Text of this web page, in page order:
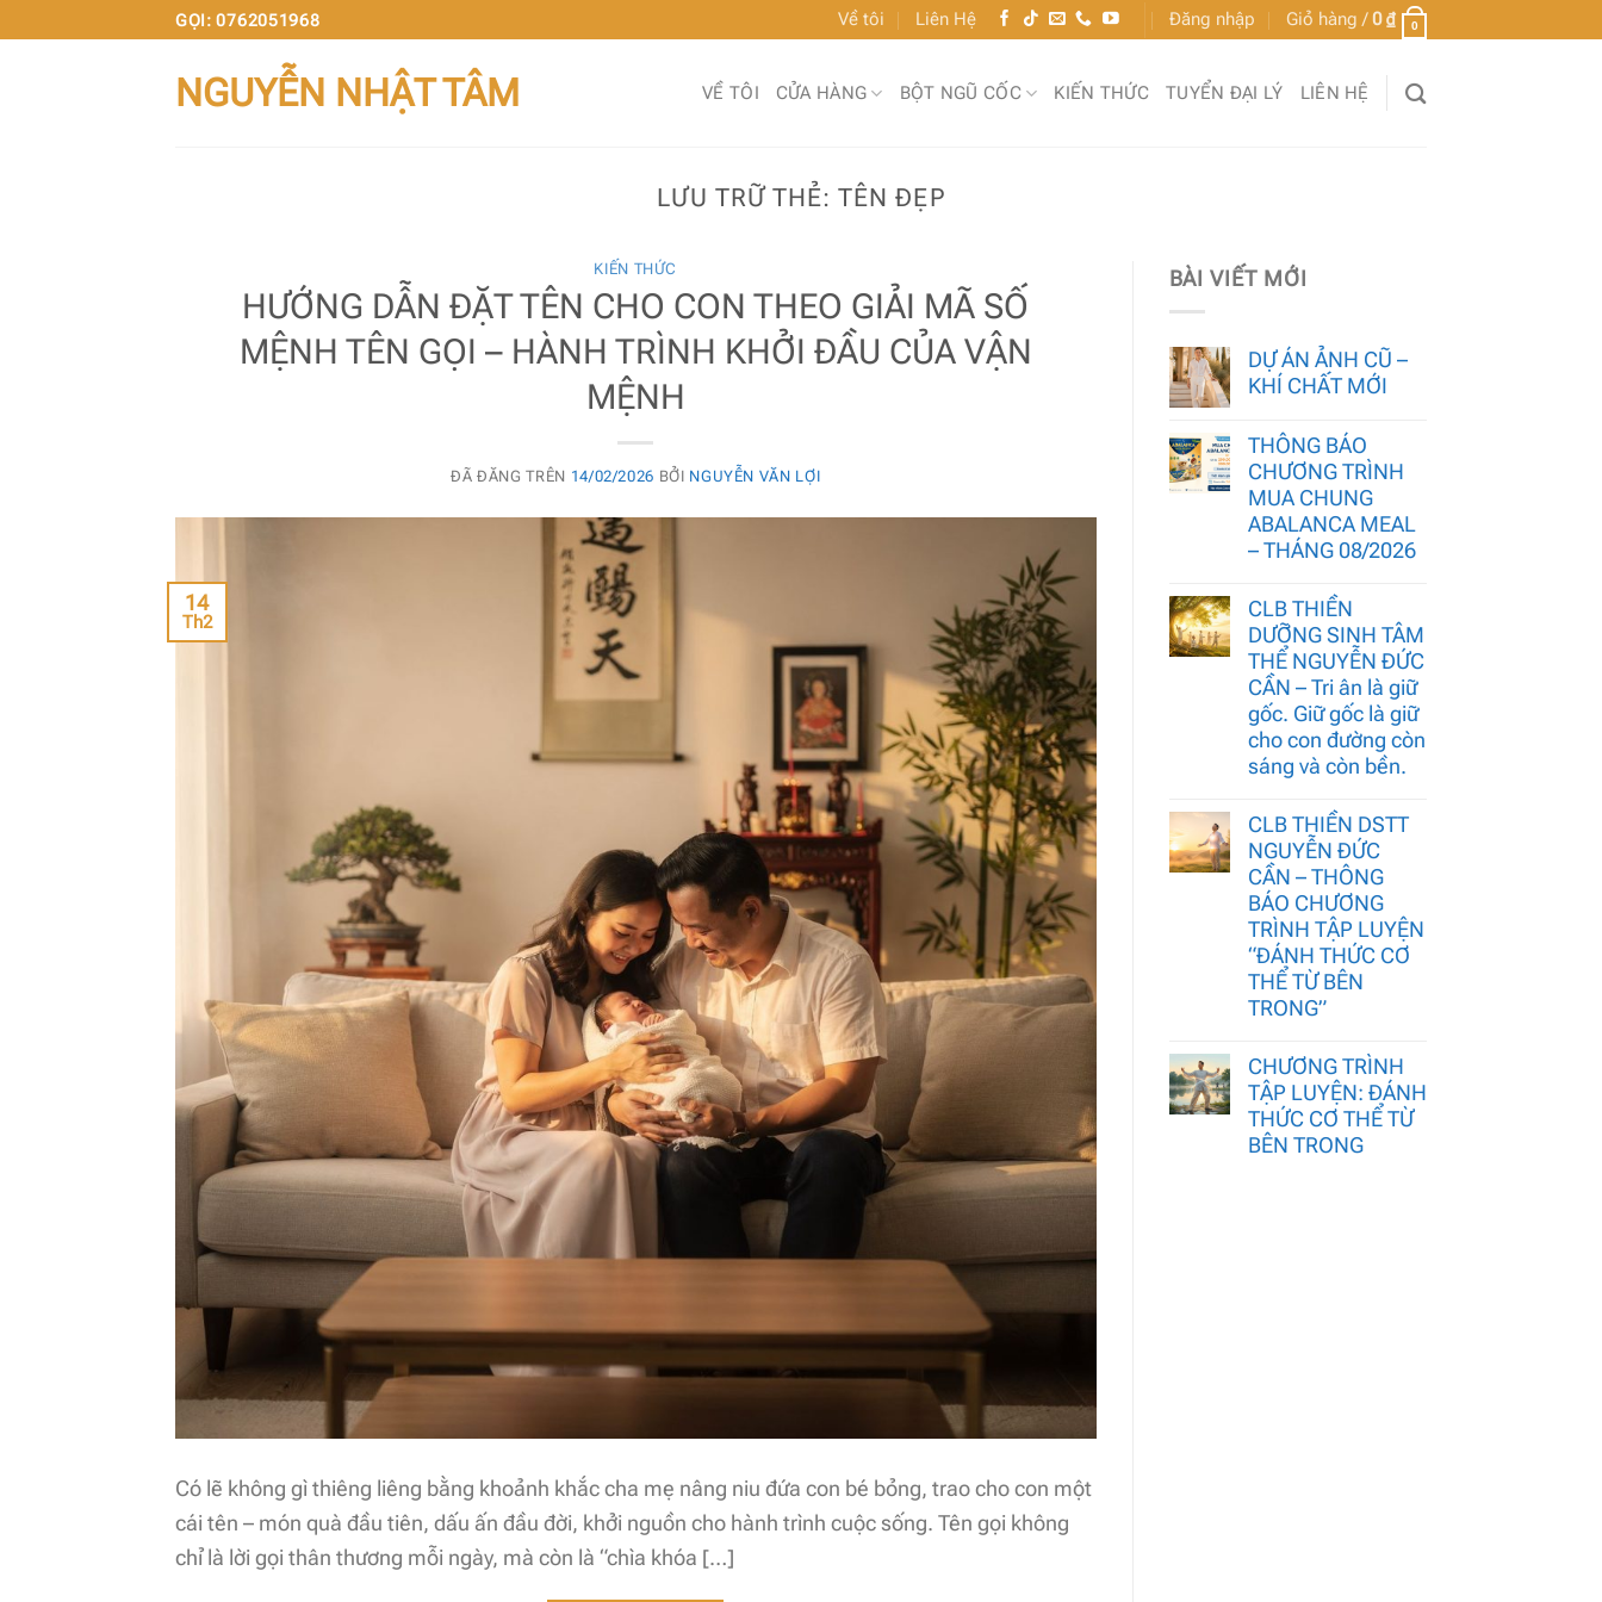
GỌI: 0762051968 Về tôi Liên Hệ Đăng nhập Giỏ hàng /0₫ 0
NGUYỄN NHẬT TÂM VỀ TÔI CỬA HÀNG BỘT NGŨ CỐC KIẾN THỨC TUYỂN ĐẠI LÝ LIÊN HỆ
LƯU TRỮ THẺ:TÊN ĐẸP
KIẾN THỨC
HƯỚNG DẪN ĐẶT TÊN CHO CON THEO GIẢI MÃ SỐ
MỆNH TÊN GỌI – HÀNH TRÌNH KHỞI ĐẦU CỦA VẬN
MỆNH
ĐÃ ĐĂNG TRÊN 14/02/2026 BỞI NGUYỄN VĂN LỢI
14
Th2
Có lẽ không gì thiêng liêng bằng khoảnh khắc cha mẹ nâng niu đứa con bé bỏng, trao cho con một
cái tên – món quà đầu tiên, dấu ấn đầu đời, khởi nguồn cho hành trình cuộc sống. Tên gọi không
chỉ là lời gọi thân thương mỗi ngày, mà còn là “chìa khóa […]
BÀI VIẾT MỚI
DỰ ÁN ẢNH CŨ –
KHÍ CHẤT MỚI
THÔNG BÁO
CHƯƠNG TRÌNH
MUA CHUNG
ABALANCA MEAL
– THÁNG 08/2026
CLB THIỀN
DƯỠNG SINH TÂM
THỂ NGUYỄN ĐỨC
CẦN – Tri ân là giữ
gốc. Giữ gốc là giữ
cho con đường còn
sáng và còn bền.
CLB THIỀN DSTT
NGUYỄN ĐỨC
CẦN – THÔNG
BÁO CHƯƠNG
TRÌNH TẬP LUYỆN
“ĐÁNH THỨC CƠ
THỂ TỪ BÊN
TRONG”
CHƯƠNG TRÌNH
TẬP LUYỆN: ĐÁNH
THỨC CƠ THỂ TỪ
BÊN TRONG